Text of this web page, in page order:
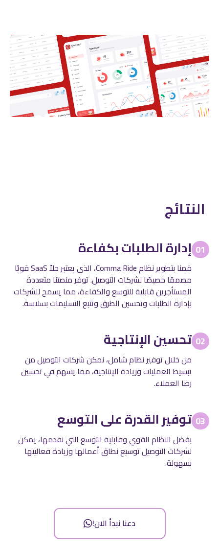
النتائج
01 إدارة الطلبات بكفاءة
قمنا بتطوير نظام Comma Ride، الذي يعتبر حلاً SaaS قويًا
مصممًا خصيصًا لشركات التوصيل. توفر منصتنا متعددة
المستأجرين قابلية للتوسع والكفاءة، مما يسمح للشركات
بإدارة الطلبات وتحسين الطرق وتتبع التسليمات بسلاسة.
02 تحسين الإنتاجية
من خلال توفير نظام شامل، نمكن شركات التوصيل من
تبسيط العمليات وزيادة الإنتاجية، مما يسهم في تحسين
رضا العملاء.
03 توفير القدرة على التوسع
بفضل النظام القوي وقابلية التوسع التي نقدمها، يمكن
لشركات التوصيل توسيع نطاق أعمالها وزيادة فعاليتها
بسهولة.
دعنا نبدأ الان!